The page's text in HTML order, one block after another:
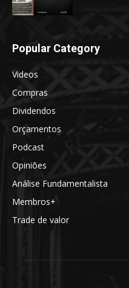
Popular Category
Videos
Compras
Dividendos
Orçamentos
Podcast
Opiniões
Análise Fundamentalista
Membros+
Trade de valor